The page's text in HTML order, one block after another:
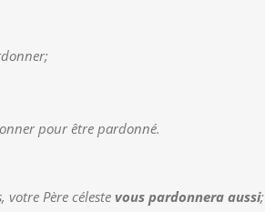
pour être pardonné.
votre Père céleste vous pardonnera aussi;